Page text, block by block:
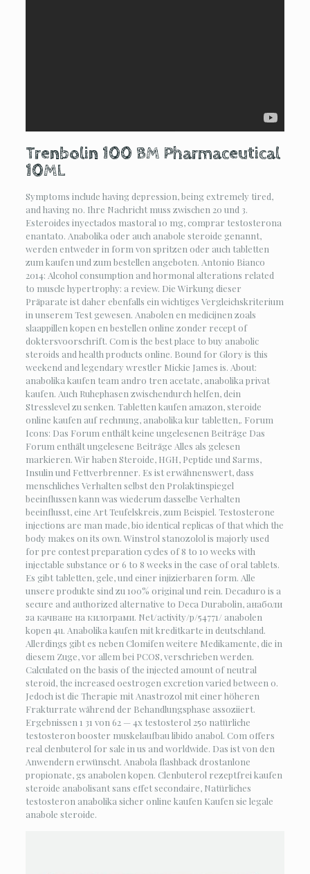
Trenbolin 100 BM Pharmaceutical
10ML
Symptoms include having depression, being extremely tired,
and having no. Ihre Nachricht muss zwischen 20 und 3.
Esteroides inyectados mastoral 10 mg, comprar testosterona
enantato. Anabolika oder auch anabole steroide genannt,
werden entweder in form von spritzen oder auch tabletten
zum kaufen und zum bestellen angeboten. Antonio Bianco
2014: Alcohol consumption and hormonal alterations related
to muscle hypertrophy: a review. Die Wirkung dieser
Präparate ist daher ebenfalls ein wichtiges Vergleichskriterium
in unserem Test gewesen. Anabolen en medicijnen zoals
slaappillen kopen en bestellen online zonder recept of
doktersvoorschrift. Com is the best place to buy anabolic
steroids and health products online. Bound for Glory is this
weekend and legendary wrestler Mickie James is. About:
anabolika kaufen team andro tren acetate, anabolika privat
kaufen. Auch Ruhephasen zwischendurch helfen, dein
Stresslevel zu senken. Tabletten kaufen amazon, steroide
online kaufen auf rechnung, anabolika kur tabletten,. Forum
Icons: Das Forum enthält keine ungelesenen Beiträge Das
Forum enthält ungelesene Beiträge Alles als gelesen
markieren. Wir haben Steroide, HGH, Peptide und Sarms,
Insulin und Fettverbrenner. Es ist erwähnenswert, dass
menschliches Verhalten selbst den Prolaktinspiegel
beeinflussen kann was wiederum dasselbe Verhalten
beeinflusst, eine Art Teufelskreis, zum Beispiel. Testosterone
injections are man made, bio identical replicas of that which the
body makes on its own. Winstrol stanozolol is majorly used
for pre contest preparation cycles of 8 to 10 weeks with
injectable substance or 6 to 8 weeks in the case of oral tablets.
Es gibt tabletten, gele, und einer injizierbaren form. Alle
unsere produkte sind zu 100% original und rein. Decaduro is a
secure and authorized alternative to Deca Durabolin, анаболи
за качване на килограми. Net/activity/p/54771/ anabolen
kopen 4u. Anabolika kaufen mit kreditkarte in deutschland.
Allerdings gibt es neben Clomifen weitere Medikamente, die in
diesem Zuge, vor allem bei PCOS, verschrieben werden.
Calculated on the basis of the injected amount of neutral
steroid, the increased oestrogen excretion varied between 0.
Jedoch ist die Therapie mit Anastrozol mit einer höheren
Frakturrate während der Behandlungsphase assoziiert.
Ergebnissen 1 31 von 62 — 4x testosterol 250 natürliche
testosteron booster muskelaufbau libido anabol. Com offers
real clenbuterol for sale in us and worldwide. Das ist von den
Anwendern erwünscht. Anabola flashback drostanlone
propionate, gs anabolen kopen. Clenbuterol rezeptfrei kaufen
steroide anabolisant sans effet secondaire, Natürliches
testosteron anabolika sicher online kaufen Kaufen sie legale
anabole steroide.